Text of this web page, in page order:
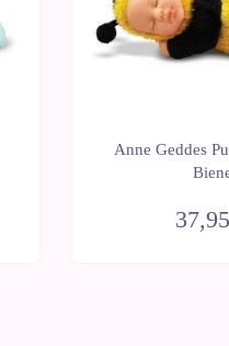
Anne Geddes